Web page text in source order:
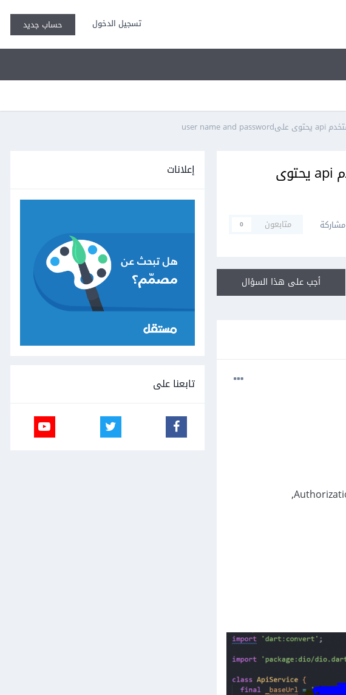
تسجيل الدخول حساب جديد
هذا الكود لايعمل هل هناك مشكلة فى طريقة authorization انا استخدم api يحتوى
مشاركة متابعون 0
أجب على هذا السؤال
إعلانات
تابعنا على